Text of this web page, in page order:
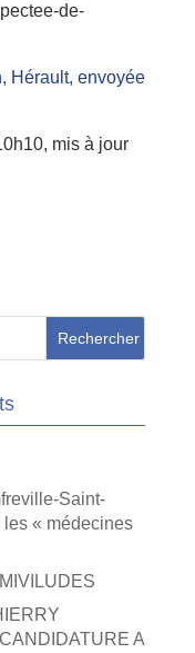
de-
Hérault, envoyée
mis à jour
Saint-
« médecines
A